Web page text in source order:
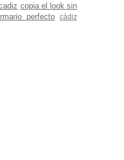
copia el look sin
perfecto
cádiz